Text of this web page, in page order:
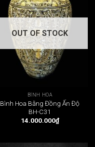
OUT OF STOCK
BÌNH HOA
Bình Hoa Bằng Đồng Ấn Độ
BH-C31
14.000.000₫